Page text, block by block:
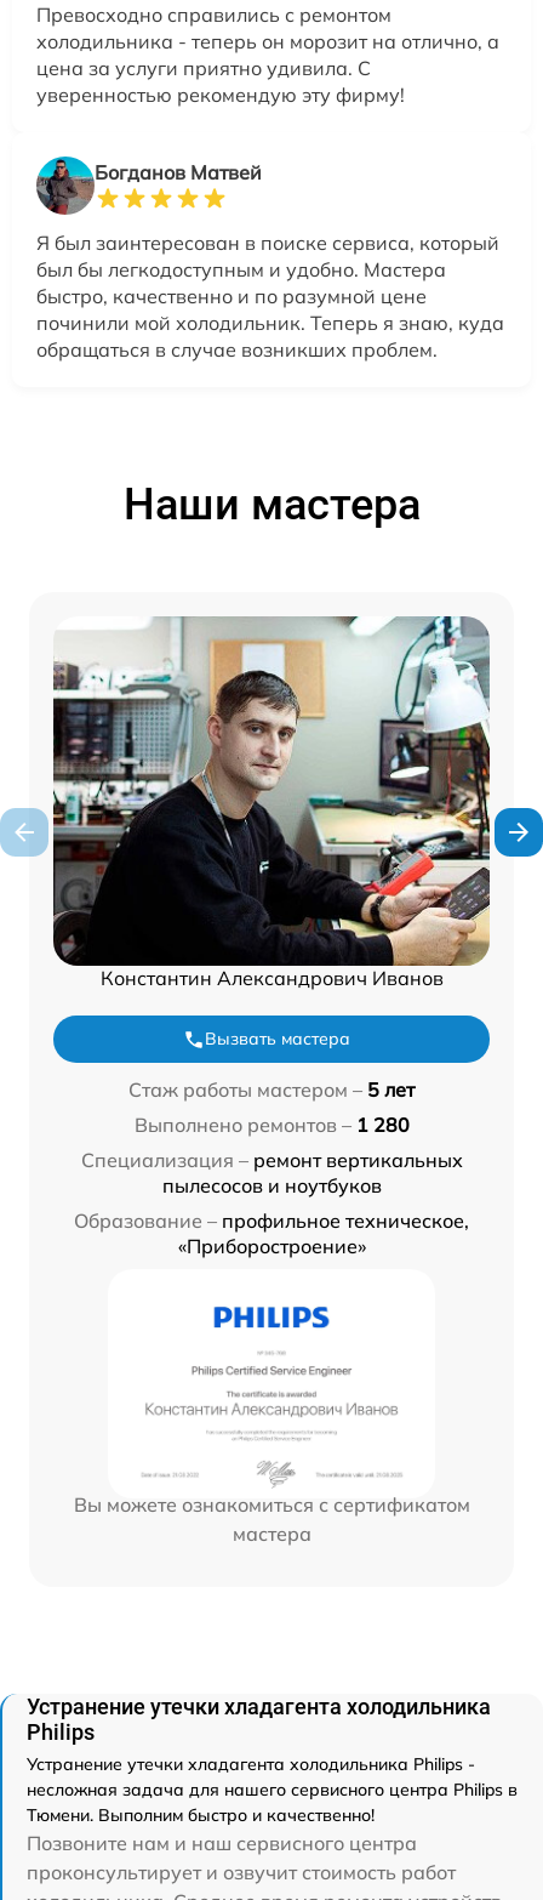
Превосходно справились с ремонтом
холодильника - теперь он морозит на отлично, а
цена за услуги приятно удивила. С
уверенностью рекомендую эту фирму!
Богданов Матвей
Я был заинтересован в поиске сервиса, который
был бы легкодоступным и удобно. Мастера
быстро, качественно и по разумной цене
починили мой холодильник. Теперь я знаю, куда
обращаться в случае возникших проблем.
Наши мастера
Константин Александрович Иванов
Вызвать мастера
Стаж работы мастером – 5 лет
Выполнено ремонтов – 1 280
Специализация – ремонт вертикальных
пылесосов и ноутбуков
Образование – профильное техническое,
«Приборостроение»
Вы можете ознакомиться с сертификатом
мастера
Устранение утечки хладагента холодильника
Philips
Устранение утечки хладагента холодильника Philips -
несложная задача для нашего сервисного центра Philips в
Тюмени. Выполним быстро и качественно!
Позвоните нам и наш сервисного центра
проконсультирует и озвучит стоимость работ